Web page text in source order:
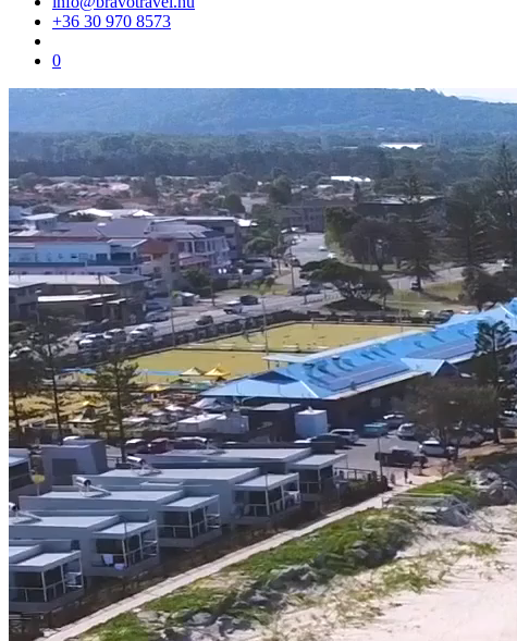
+36 30 970 8573
0